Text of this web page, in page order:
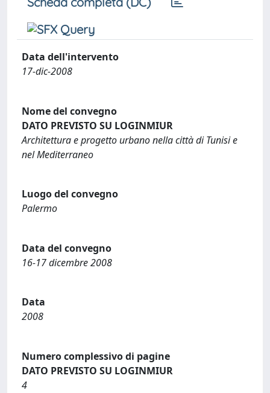
Data dell'intervento
17-dic-2008
Nome del convegno
DATO PREVISTO SU LOGINMIUR
Architettura e progetto urbano nella città di Tunisi e
nel Mediterraneo
Luogo del convegno
Palermo
Data del convegno
16-17 dicembre 2008
Data
2008
Numero complessivo di pagine
DATO PREVISTO SU LOGINMIUR
4